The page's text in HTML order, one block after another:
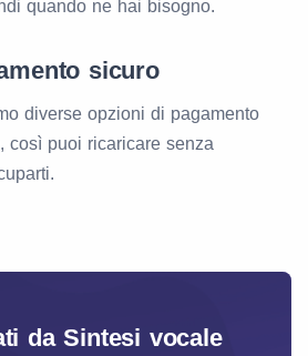
quando ne hai bisogno.
sicuro
diverse opzioni di pagamento
così puoi ricaricare senza
da Sintesi vocale